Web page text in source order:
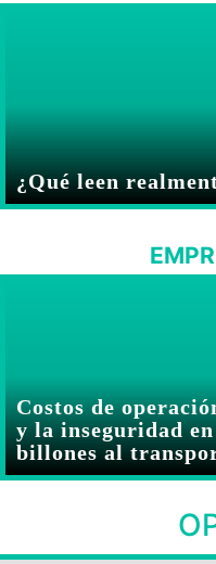
¿Qué leen
Costos de
y la inseguridad
billones al